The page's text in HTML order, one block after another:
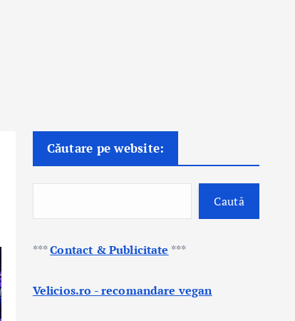
Căutare pe website:
Caută
***Contact & Publicitate ***
Velicios.ro - recomandare vegan